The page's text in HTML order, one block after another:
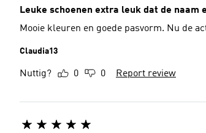
Leuke schoenen extra leuk dat de naam
Mooie kleuren en goede pasvorm. Nu de
Claudia13
Nuttig? 0 0 Report review